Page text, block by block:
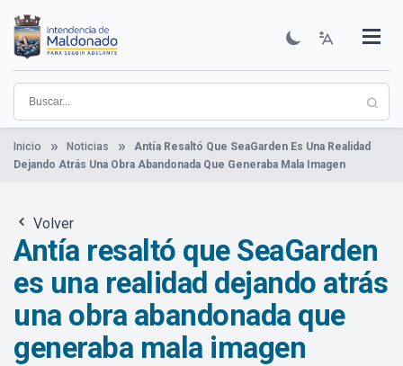
contenido
principal
Institucional
Municipios
Descubre Maldonado
Comunicación
Servicios
Guía De Trámites
Ver Noticias
Inicio Noticias
Antía Resaltó Que SeaGarden Es Una Realidad
Dejando Atrás Una Obra Abandonada Que Generaba Mala Imagen
Volver
Antía resaltó que SeaGarden
es una realidad dejando atrás
una obra abandonada que
generaba mala imagen